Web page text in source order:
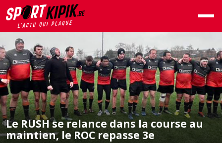
Le RUSH se relance dans la course au
maintien, le ROC repasse 3e